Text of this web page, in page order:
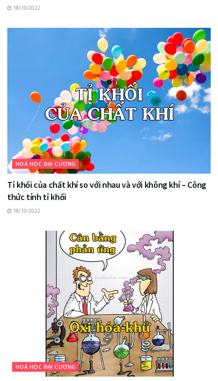
18/10/2022
HOÁ HỌC ĐẠI CƯƠNG
Tỉ khối của chất khí so với nhau và với không khí – Công
thức tính tỉ khối
18/10/2022
HOÁ HỌC ĐẠI CƯƠNG